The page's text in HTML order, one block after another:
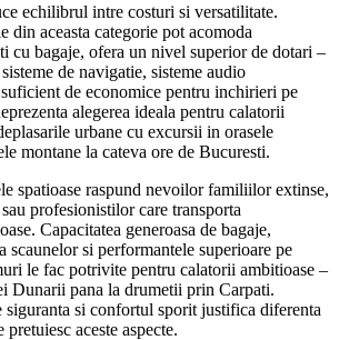
echilibrul intre costuri si versatilitate.
din aceasta categorie pot acomoda
cu bagaje, ofera un nivel superior de dotari –
de navigatie, sisteme audio
de economice pentru inchirieri pe
alegerea ideala pentru calatorii
urbane cu excursii in orasele
montane la cateva ore de Bucuresti.
spatioase raspund nevoilor familiilor extinse,
profesionistilor care transporta
Capacitatea generoasa de bagaje,
si performantele superioare pe
le fac potrivite pentru calatorii ambitioase –
Dunarii pana la drumetii prin Carpati.
siguranta si confortul sporit justifica diferenta
aceste aspecte.